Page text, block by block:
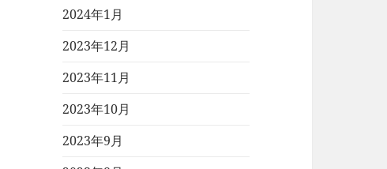
2024年1月
2023年12月
2023年11月
2023年10月
2023年9月